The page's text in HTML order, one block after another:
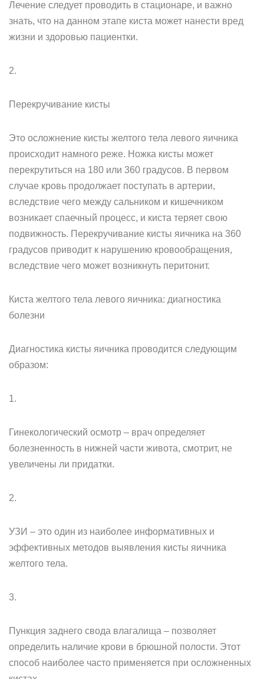
Лечение следует проводить в стационаре, и важно
знать, что на данном этапе киста может нанести вред
жизни и здоровью пациентки.
2.
Перекручивание кисты
Это осложнение кисты желтого тела левого яичника
происходит намного реже. Ножка кисты может
перекрутиться на 180 или 360 градусов. В первом
случае кровь продолжает поступать в артерии,
вследствие чего между сальником и кишечником
возникает спаечный процесс, и киста теряет свою
подвижность. Перекручивание кисты яичника на 360
градусов приводит к нарушению кровообращения,
вследствие чего может возникнуть перитонит.
Киста желтого тела левого яичника: диагностика
болезни
Диагностика кисты яичника проводится следующим
образом:
1.
Гинекологический осмотр – врач определяет
болезненность в нижней части живота, смотрит, не
увеличены ли придатки.
2.
УЗИ – это один из наиболее информативных и
эффективных методов выявления кисты яичника
желтого тела.
3.
Пункция заднего свода влагалища – позволяет
определить наличие крови в брюшной полости. Этот
способ наиболее часто применяется при осложненных